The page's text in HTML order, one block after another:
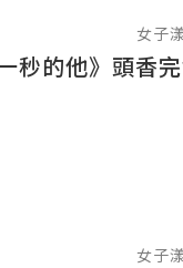
女子
秒的他》頭香
女子